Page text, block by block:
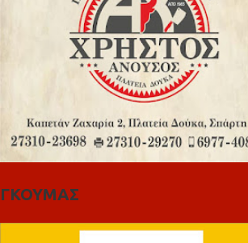
ΓΚΟΥΜΑΣ